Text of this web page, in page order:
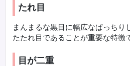
たれ目
まんまるな黒目に幅広なぱっちり
たたれ目であることが重要な特徴
目が二重